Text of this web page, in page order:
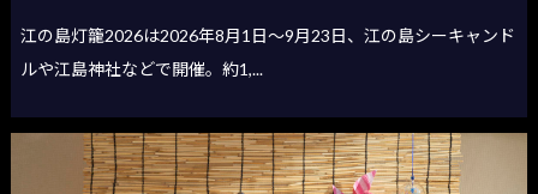
江の島灯籠2026は2026年8月1日〜9月23日、江の島シーキャンド
ルや江島神社などで開催。約1,...